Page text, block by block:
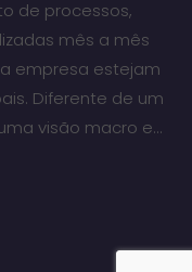
de processos,
mês a mês
empresa estejam
Diferente de um
visão macro e…